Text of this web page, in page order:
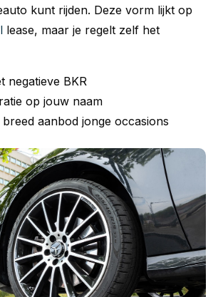
kunt rijden. Deze vorm lijkt op
lease, maar je regelt zelf het
negatieve BKR
op jouw naam
breed aanbod jonge occasions